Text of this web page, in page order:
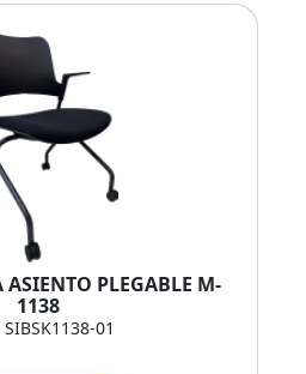
ASIENTO PLEGABLE M-
1138
SIBSK1138-01